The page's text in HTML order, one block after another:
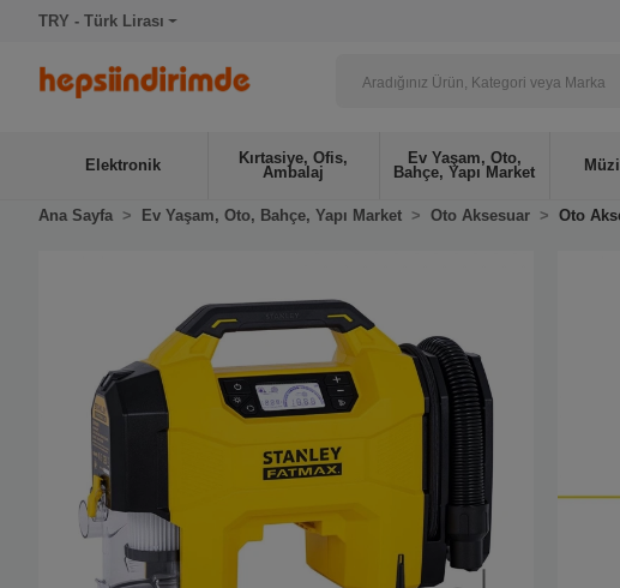
TRY - Türk Lirası
Elektronik
Kırtasiye, Ofis,
Ambalaj
Ev Yaşam, Oto,
Bahçe, Yapı Market
Ana Sayfa Ev Yaşam, Oto, Bahçe, Yapı Market Oto Aksesuar Oto